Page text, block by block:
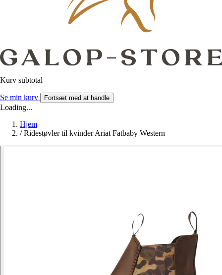
Kurv subtotal
Se min kurv Fortsæt med at handle
Loading...
Hjem
/ Ridestøvler til kvinder Ariat Fatbaby Western